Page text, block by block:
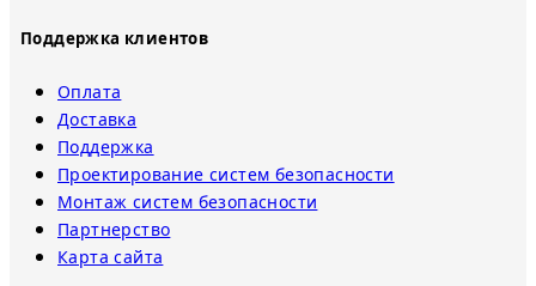
Поддержка клиентов
Оплата
Доставка
Поддержка
Проектирование систем безопасности
Монтаж систем безопасности
Партнерство
Карта сайта